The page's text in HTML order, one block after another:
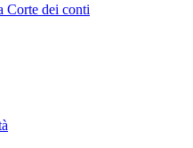
Corte dei conti